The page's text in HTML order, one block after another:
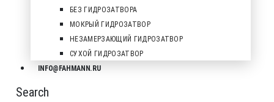
БЕЗ ГИДРОЗАТВОРА
МОКРЫЙ ГИДРОЗАТВОР
НЕЗАМЕРЗАЮЩИЙ ГИДРОЗАТВОР
СУХОЙ ГИДРОЗАТВОР
INFO@FAHMANN.RU
Search